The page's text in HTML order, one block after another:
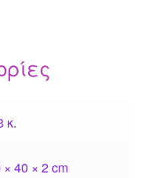
κ.
× 40 × 2 cm